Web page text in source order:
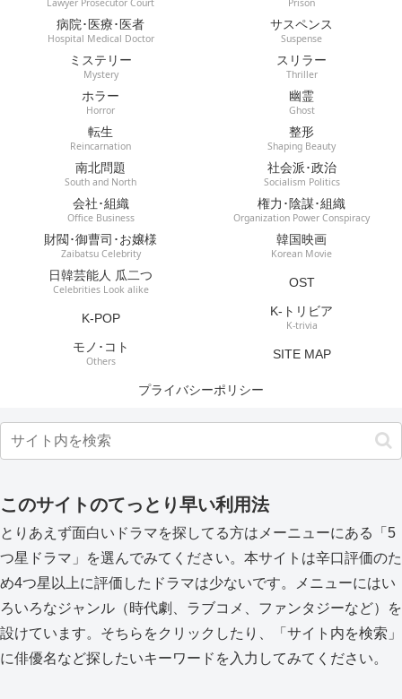
Lawyer Prosecutor Court Prison
病院･医療･医者
Hospital Medical Doctor
サスペンス
Suspense
ミステリー
Mystery
スリラー
Thriller
ホラー
Horror
幽霊
Ghost
転生
Reincarnation
整形
Shaping Beauty
南北問題
South and North
社会派･政治
Socialism Politics
会社･組織
Office Business
権力･陰謀･組織
Organization Power Conspiracy
財閥･御曹司･お嬢様
Zaibatsu Celebrity
韓国映画
Korean Movie
日韓芸能人 瓜二つ
Celebrities Look alike OST
K-POP K-トリビア
K-trivia
モノ･コト
Others SITE MAP
プライバシーポリシー
このサイトのてっとり早い利用法
とりあえず面白いドラマを探してる方はメーニューにある「5
つ星ドラマ」を選んでみてください。本サイトは辛口評価のた
め4つ星以上に評価したドラマは少ないです。メニューにはい
ろいろなジャンル（時代劇、ラブコメ、ファンタジーなど）を
設けています。そちらをクリックしたり、「サイト内を検索」
に俳優名など探したいキーワードを入力してみてください。